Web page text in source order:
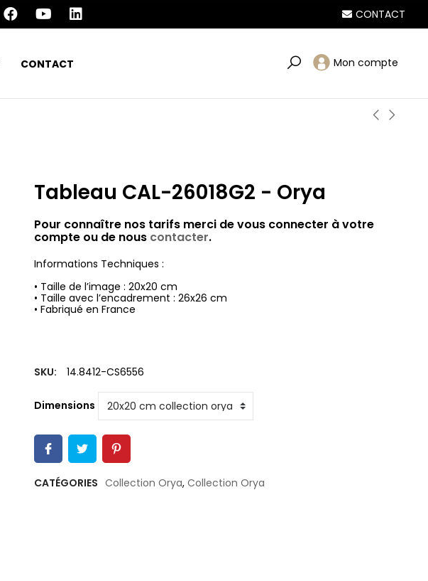
CONTACT
CONTACT Mon compte
Tableau CAL-26018G2 - Orya
Pour connaître nos tarifs merci de vous connecter à votre
compte ou de nous contacter.
Informations Techniques :
• Taille de l’image : 20x20 cm
• Taille avec l’encadrement : 26x26 cm
• Fabriqué en France
SKU: 14.8412-CS6556
Dimensions
CATÉGORIES Collection Orya, Collection Orya